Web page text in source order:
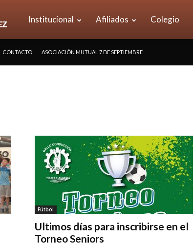
UOM
López
Institucional Afiliados Colegio
CONTACTO ASOCIACIÓN MUTUAL 7 DE SEPTIEMBRE
Fútbol
Ultimos días para inscribirse en el
Torneo Seniors